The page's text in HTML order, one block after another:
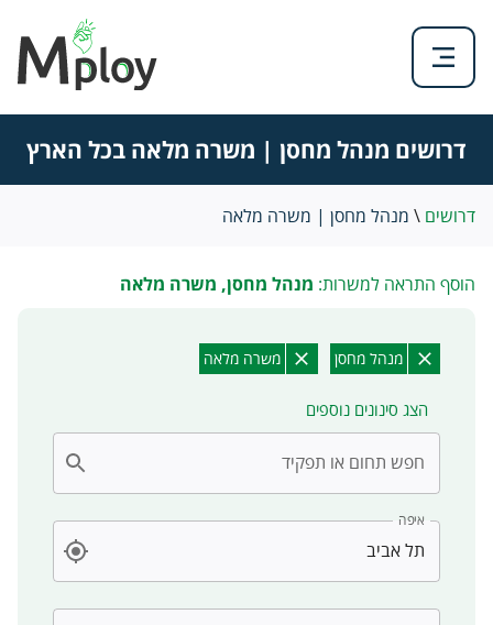
דרושים מנהל מחסן | משרה מלאה בכל הארץ
דרושים \ מנהל מחסן | משרה מלאה
הוסף התראה למשרות: מנהל מחסן, משרה מלאה
מנהל מחסן משרה מלאה
הצג סינונים נוספים
חפש תחום או תפקיד
איפה